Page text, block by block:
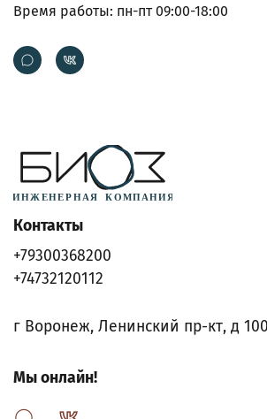
Время работы: пн-пт 09:00-18:00
Контакты
+79300368200
+74732120112
г Воронеж, Ленинский пр-кт, д
Мы онлайн!